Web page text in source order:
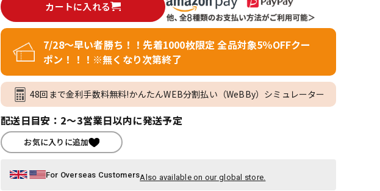
カートに入れる
7/28～早い者勝ち！！先着1000枚限定 全品対象5％OFFクー
ポン！！！※無くなり次第終了
48回まで金利手数料無料!かんたんWEB分割払い（WeBBy）シミュレーター
配送日目安：2～3営業日以内に発送予定
お気に入りに追加
For Overseas CustomersAlso available on our global store.